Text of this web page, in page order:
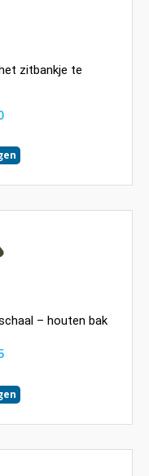
zitbankje te
– houten bak